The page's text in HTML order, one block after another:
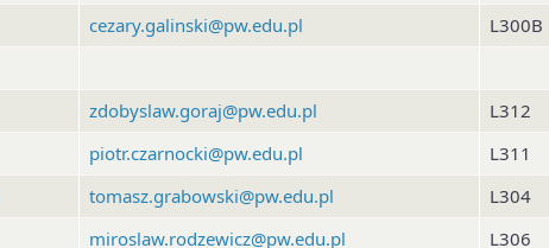
cezary.galinski@pw.edu.pl L300B
zdobyslaw.goraj@pw.edu.pl L312
piotr.czarnocki@pw.edu.pl L311
tomasz.grabowski@pw.edu.pl L304
miroslaw.rodzewicz@pw.edu.pl L306